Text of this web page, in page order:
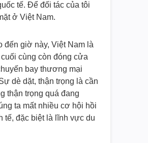
tế. Để đối tác của tôi
ở Việt Nam.
đến giờ này, Việt Nam là
cùng còn đóng cửa
bay thương mại
dè dặt, thận trọng là cần
thận trọng quá đang
ta mất nhiều cơ hội hồi
tế, đặc biệt là lĩnh vực du